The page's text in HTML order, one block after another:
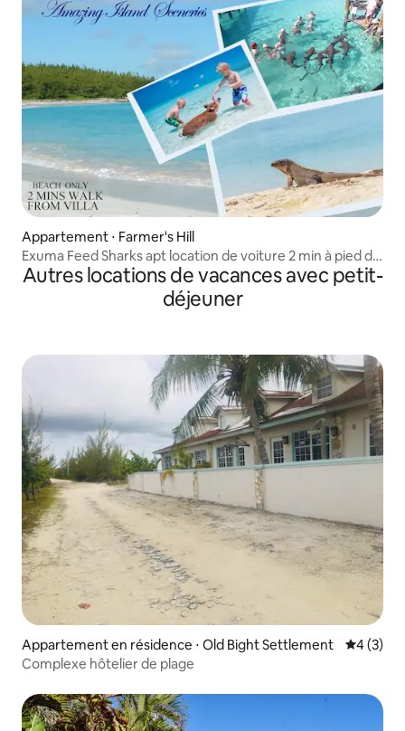
Appartement ⋅ Farmer's Hill
Exuma Feed Sharks apt location de voiture 2 min à pied de
la plage
Autres locations de vacances avec petit-
déjeuner
Appartement en résidence ⋅ Old Bight Settlement
4 (3)
Complexe hôtelier de plage